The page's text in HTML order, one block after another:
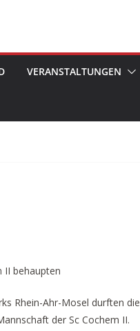
VERANSTALTUNGEN
II behaupten
Rhein-Ahr-Mosel durften die
der Sc Cochem II.